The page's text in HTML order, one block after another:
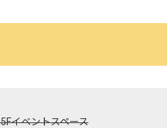
イベントスペース